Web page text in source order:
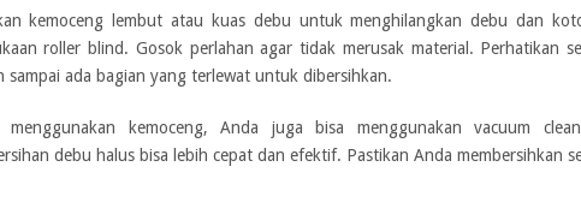
kemoceng lembut atau kuas debu untuk menghilangkan debu dan
roller blind. Gosok perlahan agar tidak merusak material. Perhatikan
sampai ada bagian yang terlewat untuk dibersihkan.
menggunakan kemoceng, Anda juga bisa menggunakan vacuum
debu halus bisa lebih cepat dan efektif. Pastikan Anda membersihkan